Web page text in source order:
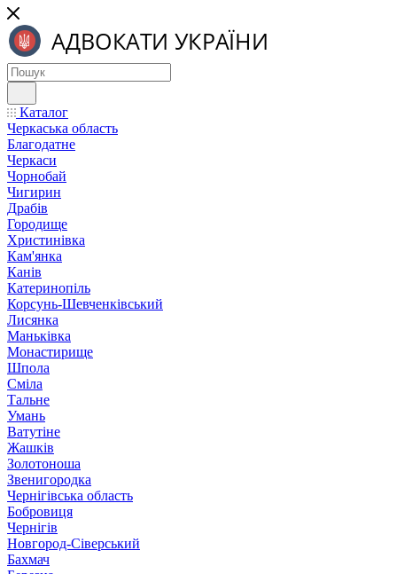
Каталог
Черкаська область
Благодатне
Черкаси
Чорнобай
Чигирин
Драбів
Городище
Христинівка
Кам'янка
Канів
Катеринопіль
Корсунь-Шевченківський
Лисянка
Маньківка
Монастирище
Шпола
Сміла
Тальне
Умань
Ватутіне
Жашків
Золотоноша
Звенигородка
Чернігівська область
Бобровиця
Чернігів
Новгород-Сіверський
Бахмач